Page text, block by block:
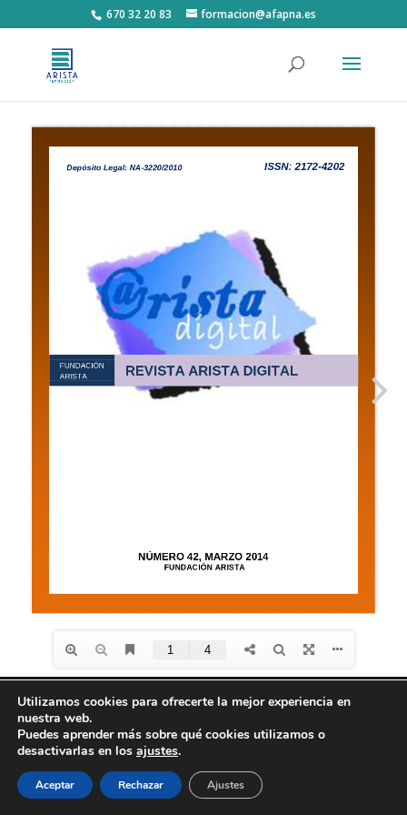
670 32 20 83 formacion@afapna.es
Diseño de Seos +
| © Todos los derechos reservados
Fundación Arista - Aviso Legal
privacidad- Política de Cookies
Utilizamos cookies para ofrecerte la mejor experiencia en
nuestra web.
Puedes aprender más sobre qué cookies utilizamos o
desactivarlas en los ajustes.
Aceptar Rechazar Ajustes